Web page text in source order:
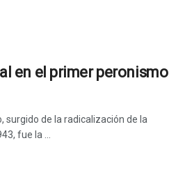
en el primer peronismo
surgido de la radicalización de la
fue la ...